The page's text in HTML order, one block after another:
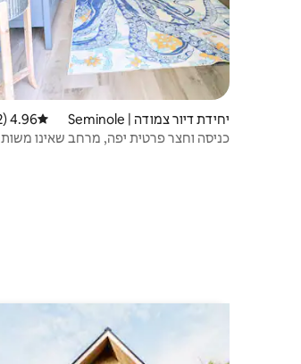
יחידת דיור צמודה | Seminole דירוג ממוצע של 4.96
4.96 (282)
כניסה וחצר פרטית יפה, מרחב שאינו